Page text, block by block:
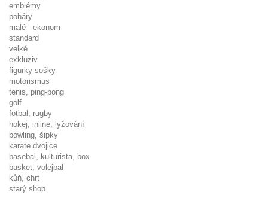
emblémy
poháry
malé - ekonom
standard
velké
exkluziv
figurky-sošky
motorismus
tenis, ping-pong
golf
fotbal, rugby
hokej, inline, lyžování
bowling, šipky
karate dvojice
basebal, kulturista, box
basket, volejbal
kůň, chrt
starý shop